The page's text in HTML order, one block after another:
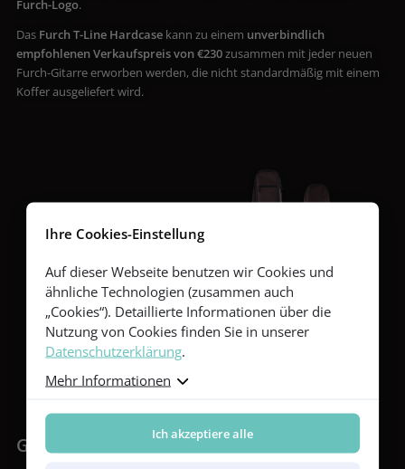
Furch-Logo.
Das Furch T-Line Hardcasekann zu einem unverbindlich
empfohlenen Verkaufspreis von €230zusammen mit jeder neuen
Furch-Gitarre erworben werden, die nicht standardmäßig mit einem
Koffer ausgeliefert wird.
Gigbags
Ihre Cookies-Einstellung
Auf dieser Webseite benutzen wir Cookies und
ähnliche Technologien (zusammen auch
„Cookies“). Detaillierte Informationen über die
Nutzung von Cookies finden Sie in unserer
Datenschutzerklärung.
Mehr Informationen
Ich akzeptiere alle